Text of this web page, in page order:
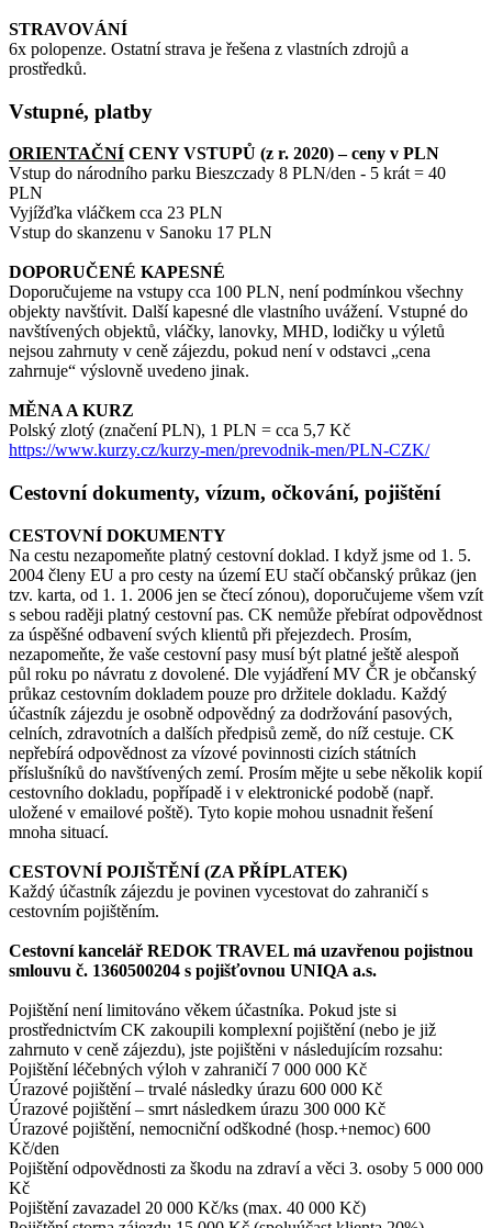
STRAVOVÁNÍ
6x polopenze. Ostatní strava je řešena z vlastních zdrojů a
prostředků.
Vstupné, platby
ORIENTAČNÍ CENY VSTUPŮ (z r. 2020) – ceny v PLN
Vstup do národního parku Bieszczady 8 PLN/den - 5 krát = 40
PLN
Vyjížďka vláčkem cca 23 PLN
Vstup do skanzenu v Sanoku 17 PLN
DOPORUČENÉ KAPESNÉ
Doporučujeme na vstupy cca 100 PLN, není podmínkou všechny
objekty navštívit. Další kapesné dle vlastního uvážení. Vstupné do
navštívených objektů, vláčky, lanovky, MHD, lodičky u výletů
nejsou zahrnuty v ceně zájezdu, pokud není v odstavci „cena
zahrnuje“ výslovně uvedeno jinak.
MĚNA A KURZ
Polský zlotý (značení PLN), 1 PLN = cca 5,7 Kč
https://www.kurzy.cz/kurzy-men/prevodnik-men/PLN-CZK/
Cestovní dokumenty, vízum, očkování, pojištění
CESTOVNÍ DOKUMENTY
Na cestu nezapomeňte platný cestovní doklad. I když jsme od 1. 5.
2004 členy EU a pro cesty na území EU stačí občanský průkaz (jen
tzv. karta, od 1. 1. 2006 jen se čtecí zónou), doporučujeme všem vzít
s sebou raději platný cestovní pas. CK nemůže přebírat odpovědnost
za úspěšné odbavení svých klientů při přejezdech. Prosím,
nezapomeňte, že vaše cestovní pasy musí být platné ještě alespoň
půl roku po návratu z dovolené. Dle vyjádření MV ČR je občanský
průkaz cestovním dokladem pouze pro držitele dokladu. Každý
účastník zájezdu je osobně odpovědný za dodržování pasových,
celních, zdravotních a dalších předpisů země, do níž cestuje. CK
nepřebírá odpovědnost za vízové povinnosti cizích státních
příslušníků do navštívených zemí. Prosím mějte u sebe několik kopií
cestovního dokladu, popřípadě i v elektronické podobě (např.
uložené v emailové poště). Tyto kopie mohou usnadnit řešení
mnoha situací.
CESTOVNÍ POJIŠTĚNÍ (ZA PŘÍPLATEK)
Každý účastník zájezdu je povinen vycestovat do zahraničí s
cestovním pojištěním.
Cestovní kancelář REDOK TRAVEL má uzavřenou pojistnou
smlouvu č. 1360500204 s pojišťovnou UNIQA a.s.
Pojištění není limitováno věkem účastníka. Pokud jste si
prostřednictvím CK zakoupili komplexní pojištění (nebo je již
zahrnuto v ceně zájezdu), jste pojištěni v následujícím rozsahu:
Pojištění léčebných výloh v zahraničí 7 000 000 Kč
Úrazové pojištění – trvalé následky úrazu 600 000 Kč
Úrazové pojištění – smrt následkem úrazu 300 000 Kč
Úrazové pojištění, nemocniční odškodné (hosp.+nemoc) 600
Kč/den
Pojištění odpovědnosti za škodu na zdraví a věci 3. osoby 5 000 000
Kč
Pojištění zavazadel 20 000 Kč/ks (max. 40 000 Kč)